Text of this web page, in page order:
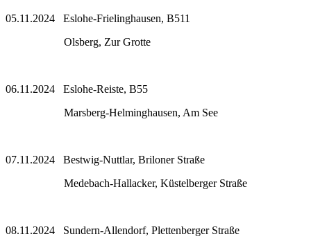
05.11.2024 Eslohe-Frielinghausen, B511
Olsberg, Zur Grotte
06.11.2024 Eslohe-Reiste, B55
Marsberg-Helminghausen, Am See
07.11.2024 Bestwig-Nuttlar, Briloner Straße
Medebach-Hallacker, Küstelberger Straße
08.11.2024 Sundern-Allendorf, Plettenberger Straße